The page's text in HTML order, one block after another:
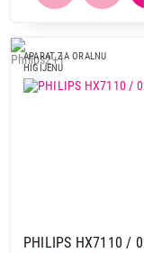
APARAT ZA ORALNU
HIGIJENU
PHILIPS HX7110 /